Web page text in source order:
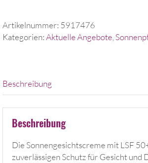
Menge
Artikelnummer: 5917476
Kategorien:Aktuelle Angebote
Beschreibung
Beschreibung
Die Sonnengesichtscreme mit LSF
zuverlässigen Schutz für Gesicht und